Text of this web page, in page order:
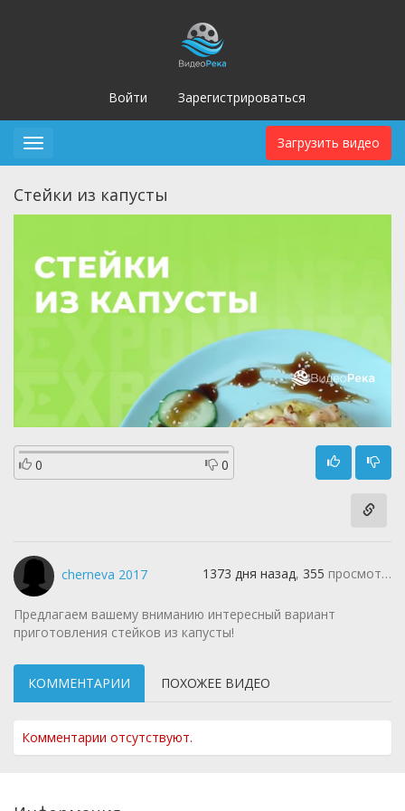
Войти Зарегистрироваться
Загрузить видео
Toggle
Стейки из капусты
0 0
cherneva 2017 1373 дня назад, 355 просмотров
Предлагаем вашему вниманию интересный вариант
приготовления стейков из капусты!
КОММЕНТАРИИ ПОХОЖЕЕ ВИДЕО
Комментарии отсутствуют.